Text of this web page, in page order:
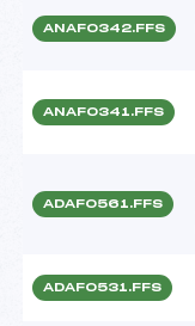
ANAF0342.FFS
ANAF0341.FFS
ADAF0561.FFS
ADAF0531.FFS